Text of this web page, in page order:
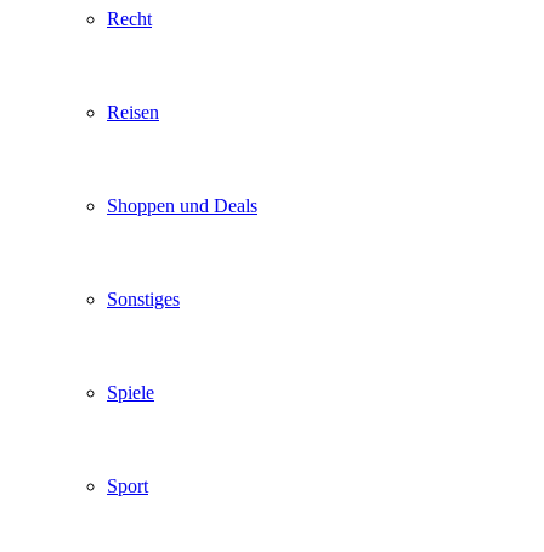
Recht
Reisen
Shoppen und Deals
Sonstiges
Spiele
Sport